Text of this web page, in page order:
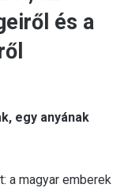
és a
egy anyának
a magyar emberek